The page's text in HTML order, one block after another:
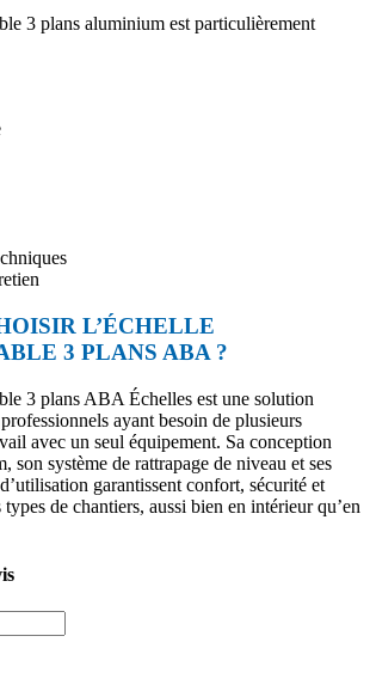
3 plans aluminium est particulièrement
L’ÉCHELLE
3 PLANS ABA ?
3 plans ABA Échelles est une solution
ayant besoin de plusieurs
avec un seul équipement. Sa conception
son système de rattrapage de niveau et ses
garantissent confort, sécurité et
de chantiers, aussi bien en intérieur qu’en